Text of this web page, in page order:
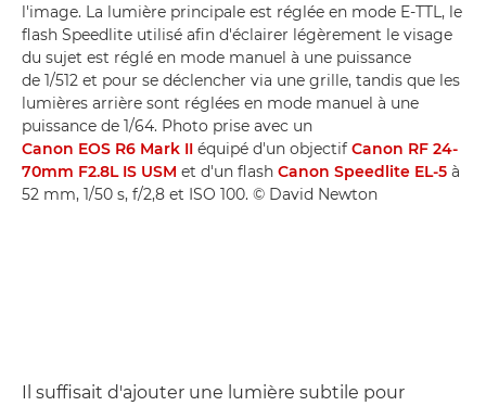
l'image. La lumière principale est réglée en mode E-TTL, le
flash Speedlite utilisé afin d'éclairer légèrement le visage
du sujet est réglé en mode manuel à une puissance
de 1/512 et pour se déclencher via une grille, tandis que les
lumières arrière sont réglées en mode manuel à une
puissance de 1/64. Photo prise avec un
Canon EOS R6 Mark II équipé d'un objectif Canon RF 24-
70mm F2.8L IS USM et d'un flash Canon Speedlite EL-5 à
52 mm, 1/50 s, f/2,8 et ISO 100. © David Newton
Il suffisait d'ajouter une lumière subtile pour